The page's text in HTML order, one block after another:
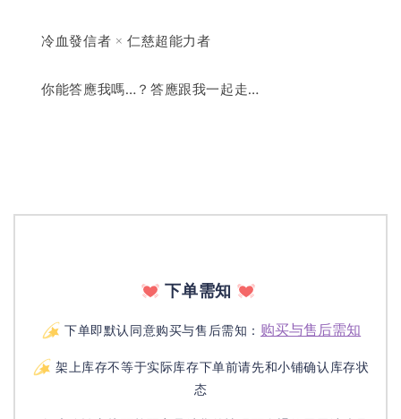
冷血發信者 × 仁慈超能力者
你能答應我嗎…？答應跟我一起走…
下单需知
下单即默认同意购买与售后需知： 购买与售后需知
架上库存不等于实际库存下单前请先和小铺确认库存状
态